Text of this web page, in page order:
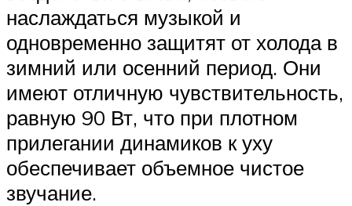
наслаждаться музыкой и
одновременно защитят от холода в
зимний или осенний период. Они
имеют отличную чувствительность,
равную 90 Вт, что при плотном
прилегании динамиков к уху
обеспечивает объемное чистое
звучание.